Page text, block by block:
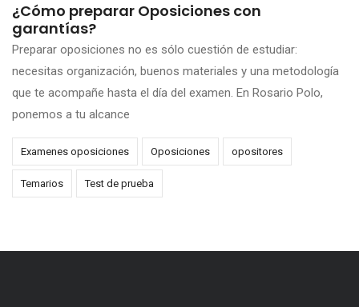
¿Cómo preparar Oposiciones con
garantías?
Preparar oposiciones no es sólo cuestión de estudiar:
necesitas organización, buenos materiales y una metodología
que te acompañe hasta el día del examen. En Rosario Polo,
ponemos a tu alcance
Examenes oposiciones Oposiciones opositores
Temarios Test de prueba